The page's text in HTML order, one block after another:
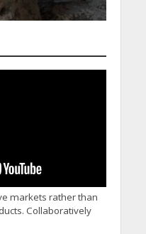
markets rather than
Collaboratively